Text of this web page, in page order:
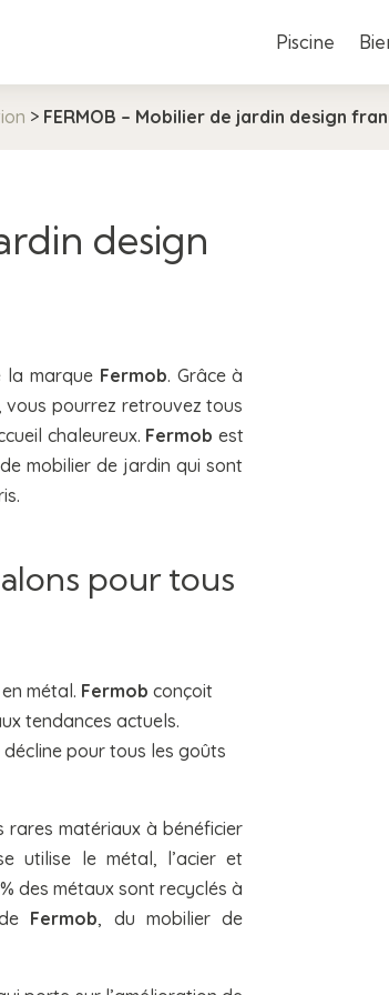
Piscine
> FERMOB – Mobilier de jardin design
design
la marque Fermob. Grâce à
pourrez retrouvez tous
chaleureux. Fermob est
mobilier de jardin qui sont
pour tous
métal. Fermob conçoit
tendances actuels.
décline pour tous les goûts
rares matériaux à bénéficier
utilise le métal, l’acier et
des métaux sont recyclés à
Fermob, du mobilier de